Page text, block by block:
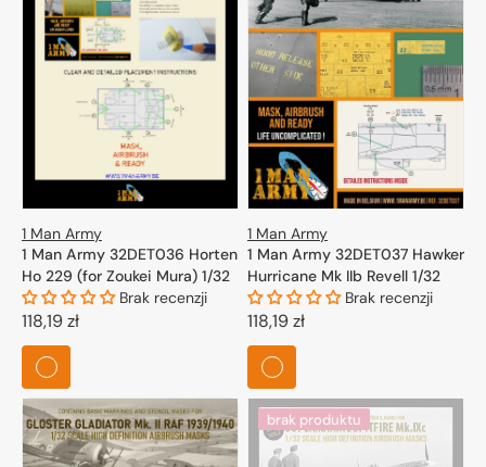
1 Man Army
1 Man Army 32DET036 Horten
Ho 229 (for Zoukei Mura) 1/32
Brak recenzji
Cena
regularna
118,19 zł
1 Man Army
1 Man Army 32DET037 Hawker
Hurricane Mk IIb Revell 1/32
Brak recenzji
Cena
regularna
118,19 zł
brak produktu